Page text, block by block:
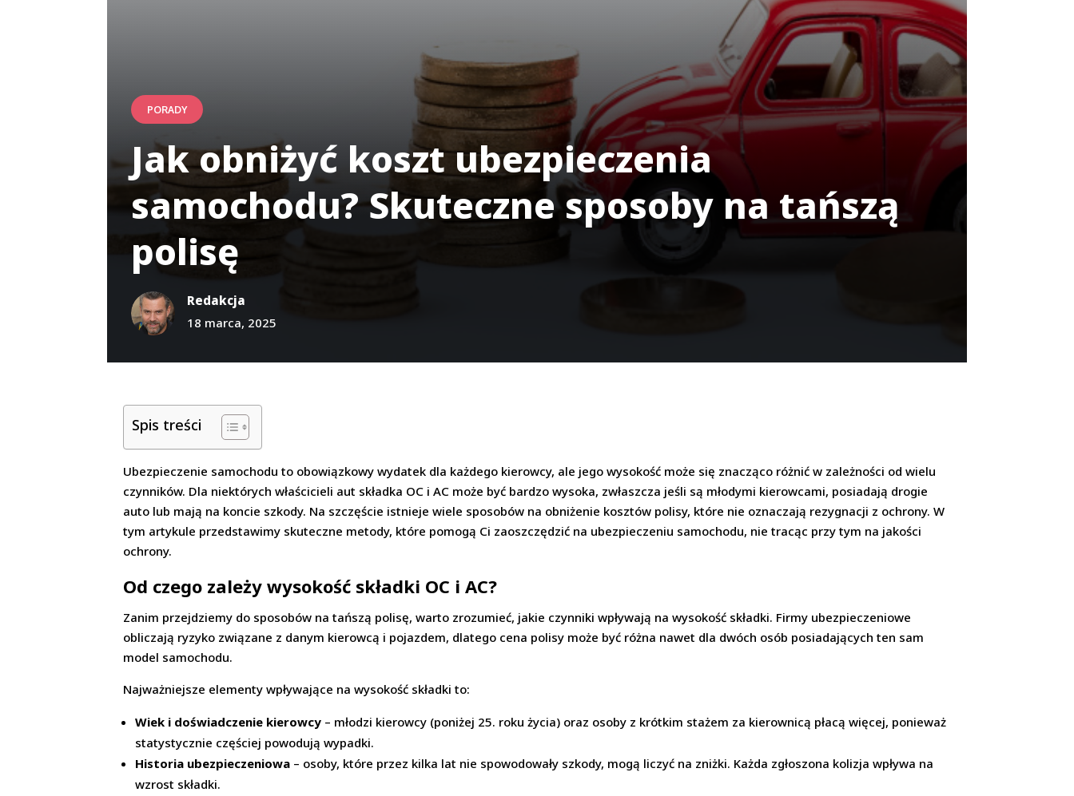
PORADY
Jak obniżyć koszt ubezpieczenia
samochodu? Skuteczne sposoby na tańszą
polisę
Redakcja
18 marca, 2025
Spis treści
Ubezpieczenie samochodu to obowiązkowy wydatek dla każdego kierowcy, ale jego wysokość może się znacząco różnić w zależności od wielu
czynników. Dla niektórych właścicieli aut składka OC i AC może być bardzo wysoka, zwłaszcza jeśli są młodymi kierowcami, posiadają drogie
auto lub mają na koncie szkody. Na szczęście istnieje wiele sposobów na obniżenie kosztów polisy, które nie oznaczają rezygnacji z ochrony. W
tym artykule przedstawimy skuteczne metody, które pomogą Ci zaoszczędzić na ubezpieczeniu samochodu, nie tracąc przy tym na jakości
ochrony.
Od czego zależy wysokość składki OC i AC?
Zanim przejdziemy do sposobów na tańszą polisę, warto zrozumieć, jakie czynniki wpływają na wysokość składki. Firmy ubezpieczeniowe
obliczają ryzyko związane z danym kierowcą i pojazdem, dlatego cena polisy może być różna nawet dla dwóch osób posiadających ten sam
model samochodu.
Najważniejsze elementy wpływające na wysokość składki to:
Wiek i doświadczenie kierowcy – młodzi kierowcy (poniżej 25. roku życia) oraz osoby z krótkim stażem za kierownicą płacą więcej, ponieważ
statystycznie częściej powodują wypadki.
Historia ubezpieczeniowa – osoby, które przez kilka lat nie spowodowały szkody, mogą liczyć na zniżki. Każda zgłoszona kolizja wpływa na
wzrost składki.